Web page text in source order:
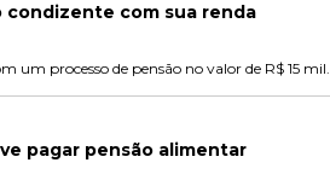
condizente com sua renda
um processo de pensão no valor de R$ 15 mil.
pagar pensão alimentar